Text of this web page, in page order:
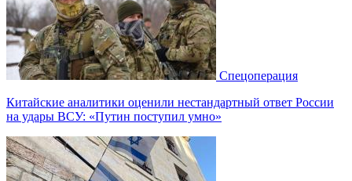
Спецоперация
Китайские аналитики оценили нестандартный ответ России
на удары ВСУ: «Путин поступил умно»